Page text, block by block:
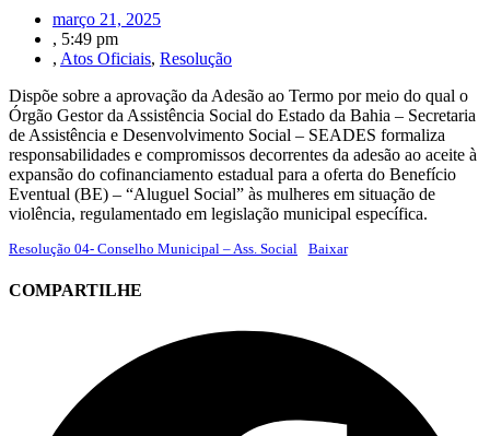
março 21, 2025
, 5:49 pm
, Atos Oficiais, Resolução
Dispõe sobre a aprovação da Adesão ao Termo por meio do qual o
Órgão Gestor da Assistência Social do Estado da Bahia – Secretaria
de Assistência e Desenvolvimento Social – SEADES formaliza
responsabilidades e compromissos decorrentes da adesão ao aceite à
expansão do cofinanciamento estadual para a oferta do Benefício
Eventual (BE) – “Aluguel Social” às mulheres em situação de
violência, regulamentado em legislação municipal específica.
Resolução 04- Conselho Municipal – Ass. Social Baixar
COMPARTILHE